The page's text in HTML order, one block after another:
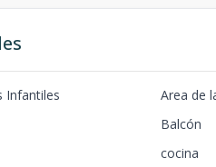
Infantiles Area de
Balcón
cocina